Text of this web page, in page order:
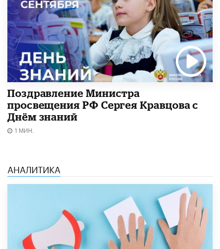
Поздравление Министра
просвещения РФ Сергея Кравцова с
Днём знаний
1 МИН.
АНАЛИТИКА